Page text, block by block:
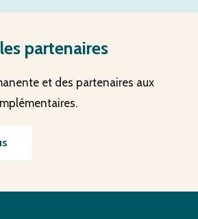
partenaires
et des partenaires aux